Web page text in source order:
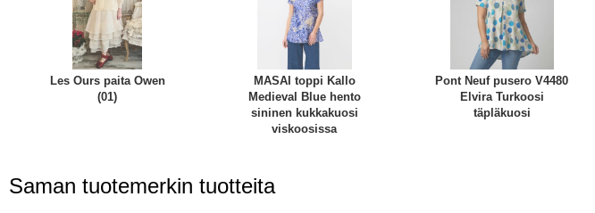
Les Ours paita Owen
(01)
MASAI toppi Kallo
Medieval Blue hento
sininen kukkakuosi
viskoosissa
Pont Neuf pusero V4480
Elvira Turkoosi
täpläkuosi
Saman tuotemerkin tuotteita